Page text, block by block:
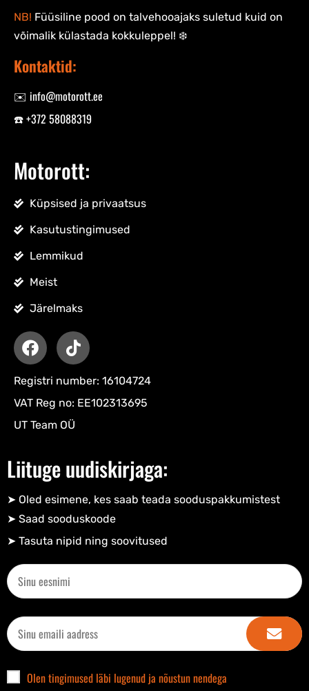
NB! Füüsiline pood on talvehooajaks suletud kuid on
võimalik külastada kokkuleppel! ❄️
Kontaktid:
✉️ info@motorott.ee
☎️ +372 58088319
Motorott:
Küpsised ja privaatsus
Kasutustingimused
Lemmikud
Meist
Järelmaks
Registri number: 16104724
VAT Reg no: EE102313695
UT Team OÜ
Liituge uudiskirjaga:
➤ Oled esimene, kes saab teada sooduspakkumistest
➤ Saad sooduskoode​
➤ Tasuta nipid ning soovitused​
Olen tingimused läbi lugenud ja nõustun nendega